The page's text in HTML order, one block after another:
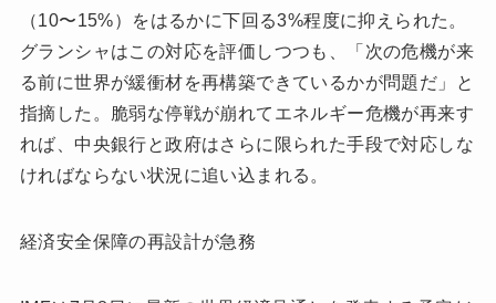
（10〜15%）をはるかに下回る3%程度に抑えられた。
グランシャはこの対応を評価しつつも、「次の危機が来
る前に世界が緩衝材を再構築できているかが問題だ」と
指摘した。脆弱な停戦が崩れてエネルギー危機が再来す
れば、中央銀行と政府はさらに限られた手段で対応しな
ければならない状況に追い込まれる。
経済安全保障の再設計が急務